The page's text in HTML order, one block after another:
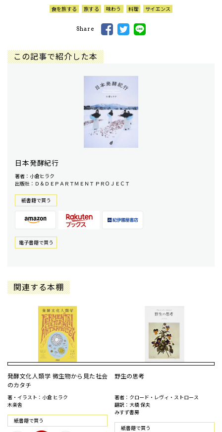
食を旅する 旅する 味わう 料理 サイエンス
Share
この記事で紹介した本
日本発酵紀行
著者：小倉ヒラク
出版社：Ｄ＆ＤＥＰＡＲＴＭＥＮＴ ＰＲＯＪＥＣＴ
紙書籍で買う
電⼦書籍で買う
関連する本棚
発酵文化人類学 微生物から見た社会
のカタチ
著・イラスト：小倉 ヒラク
木楽舎
紙書籍で買う
野生の思考
著者：クロード・レヴィ・ストロース
翻訳：大橋 保夫
みすず書房
紙書籍で買う